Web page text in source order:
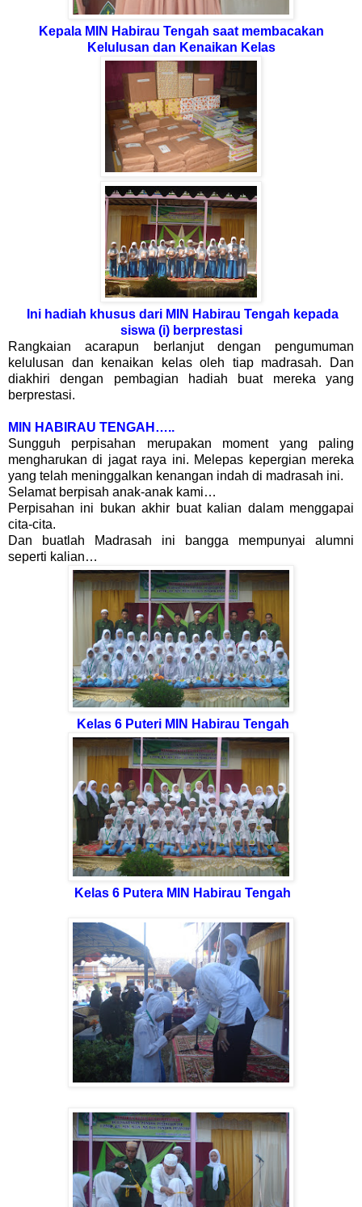
Kepala MIN Habirau Tengah saat membacakan
Kelulusan dan Kenaikan Kelas
Ini hadiah khusus dari MIN Habirau Tengah kepada
siswa (i) berprestasi
Rangkaian acarapun berlanjut dengan pengumuman
kelulusan dan kenaikan kelas oleh tiap madrasah. Dan
diakhiri dengan pembagian hadiah buat mereka yang
berprestasi.
MIN HABIRAU TENGAH…..
Sungguh perpisahan merupakan moment yang paling
mengharukan di jagat raya ini. Melepas kepergian mereka
yang telah meninggalkan kenangan indah di madrasah ini.
Selamat berpisah anak-anak kami…
Perpisahan ini bukan akhir buat kalian dalam menggapai
cita-cita.
Dan buatlah Madrasah ini bangga mempunyai alumni
seperti kalian…
Kelas 6 Puteri MIN Habirau Tengah
Kelas 6 Putera MIN Habirau Tengah